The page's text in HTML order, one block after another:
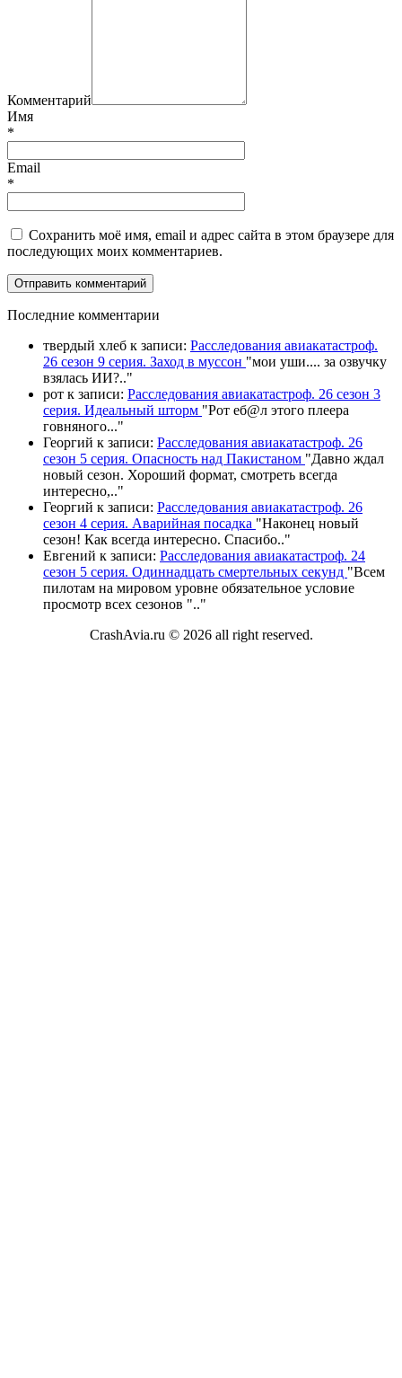
Комментарий
Имя
*
Email
*
Сохранить моё имя, email и адрес сайта в этом браузере для
последующих моих комментариев.
Последние комментарии
твердый хлеб к записи: Расследования авиакатастроф.
26 сезон 9 серия. Заход в муссон "мои уши.... за озвучку
взялась ИИ?.."
рот к записи: Расследования авиакатастроф. 26 сезон 3
серия. Идеальный шторм "Рот еб@л этого плеера
говняного..."
Георгий к записи: Расследования авиакатастроф. 26
сезон 5 серия. Опасность над Пакистаном "Давно ждал
новый сезон. Хороший формат, смотреть всегда
интересно,.."
Георгий к записи: Расследования авиакатастроф. 26
сезон 4 серия. Аварийная посадка "Наконец новый
сезон! Как всегда интересно. Спасибо.."
Евгений к записи: Расследования авиакатастроф. 24
сезон 5 серия. Одиннадцать смертельных секунд "Всем
пилотам на мировом уровне обязательное условие
просмотр всех сезонов ".."
CrashAvia.ru © 2026 all right reserved.